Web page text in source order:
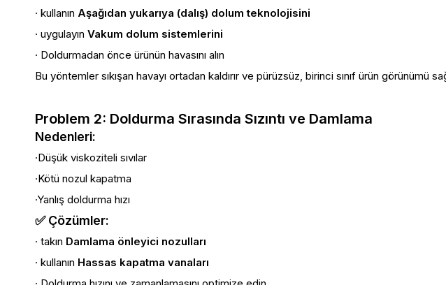
· kullanın Aşağıdan yukarıya (dalış) dolum teknolojisini
· uygulayın Vakum dolum sistemlerini
· Doldurmadan önce ürünün havasını alın
Bu yöntemler sıkışan havayı ortadan kaldırır ve pürüzsüz, birinci sınıf ürün görünümü
Problem 2: Doldurma Sırasında Sızıntı ve Damlama
Nedenleri:
·Düşük viskoziteli sıvılar
·Kötü nozul kapatma
·Yanlış doldurma hızı
✅ Çözümler:
· takın Damlama önleyici nozulları
· kullanın Hassas kapatma vanaları